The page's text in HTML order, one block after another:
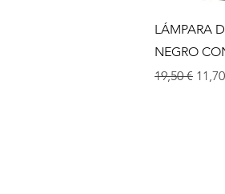
LÁMPARA
NEGRO
Prix original
19,50 € Prix